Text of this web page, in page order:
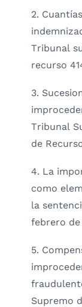
2.
Tribunal
recurso
3.
Tribunal
de
4. La
como
la
febrero de
5.
Supremo